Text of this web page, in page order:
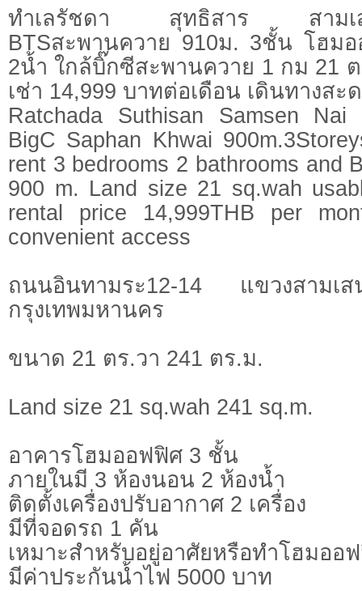
ทำเลรัชดา สุทธิสาร สาม
BTSสะพานควาย 910ม. 3ชั้น โฮม
2น้ำ ใกล้บิ๊กซีสะพานควาย 1 กม 21
เช่า 14,999 บาทต่อเดือน เดินทางสะ
Ratchada Suthisan Samsen
BigC Saphan Khwai
rent 3 bedrooms 2 bathrooms and
900 m. Land size 21 sq.wah
rental price 14,999THB per
convenient access
ถนนอินทามระ12-14 แขวงสาม
กรุงเทพมหานคร
ขนาด 21 ตร.วา 241 ตร.ม.
Land size 21 sq.wah 241 sq.m.
อาคารโฮมออฟฟิศ 3 ชั้น
ภายในมี 3 ห้องนอน 2 ห้องน้ำ
ติดตั้งเครื่องปรับอากาศ 2 เครื่อง
มีที่จอดรถ 1 คัน
เหมาะสำหรับอยู่อาศัยหรือทำโฮมออ
มีค่าประกันน้ำไฟ 5000 บาท